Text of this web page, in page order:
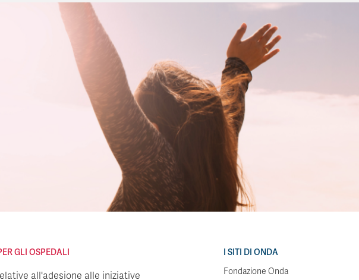
GLI OSPEDALI
all'adesione alle iniziative
I SITI DI ONDA
Fondazione Onda